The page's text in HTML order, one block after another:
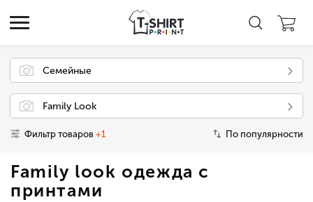
Семейные
Family Look
Фильтр товаров +1 По популярности
Family look одежда с
принтами